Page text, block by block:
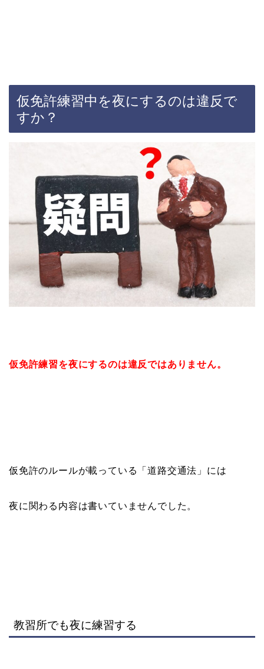
仮免許練習中を夜にするのは違反で
すか？
仮免許練習を夜にするのは違反ではありません。
仮免許のルールが載っている「道路交通法」には
夜に関わる内容は書いていませんでした。
教習所でも夜に練習する